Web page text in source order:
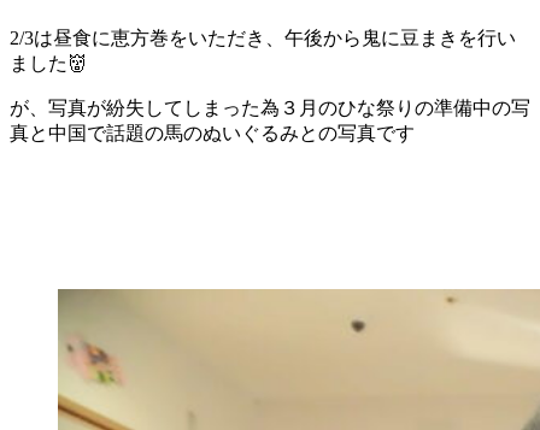
2/3は昼食に恵方巻をいただき、午後から鬼に豆まきを行い
ました👹
が、写真が紛失してしまった為３月のひな祭りの準備中の写
真と中国で話題の馬のぬいぐるみとの写真です